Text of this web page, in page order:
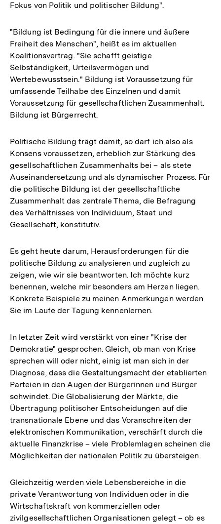
Fokus von Politik und politischer Bildung".
"Bildung ist Bedingung für die innere und äußere
Freiheit des Menschen", heißt es im aktuellen
Koalitionsvertrag. "Sie schafft geistige
Selbständigkeit, Urteilsvermögen und
Wertebewusstsein." Bildung ist Voraussetzung für
umfassende Teilhabe des Einzelnen und damit
Voraussetzung für gesellschaftlichen Zusammenhalt.
Bildung ist Bürgerrecht.
Politische Bildung trägt damit, so darf ich also als
Konsens voraussetzen, erheblich zur Stärkung des
gesellschaftlichen Zusammenhalts bei – als stete
Auseinandersetzung und als dynamischer Prozess. Für
die politische Bildung ist der gesellschaftliche
Zusammenhalt das zentrale Thema, die Befragung
des Verhältnisses von Individuum, Staat und
Gesellschaft, konstitutiv.
Es geht heute darum, Herausforderungen für die
politische Bildung zu analysieren und zugleich zu
zeigen, wie wir sie beantworten. Ich möchte kurz
benennen, welche mir besonders am Herzen liegen.
Konkrete Beispiele zu meinen Anmerkungen werden
Sie im Laufe der Tagung kennenlernen.
In letzter Zeit wird verstärkt von einer "Krise der
Demokratie" gesprochen. Gleich, ob man von Krise
sprechen will oder nicht, einig ist man sich in der
Diagnose, dass die Gestaltungsmacht der etablierten
Parteien in den Augen der Bürgerinnen und Bürger
schwindet. Die Globalisierung der Märkte, die
Übertragung politischer Entscheidungen auf die
transnationale Ebene und das Voranschreiten der
elektronischen Kommunikation, verschärft durch die
aktuelle Finanzkrise – viele Problemlagen scheinen die
Möglichkeiten der nationalen Politik zu übersteigen.
Gleichzeitig werden viele Lebensbereiche in die
private Verantwortung von Individuen oder in die
Wirtschaftskraft von kommerziellen oder
zivilgesellschaftlichen Organisationen gelegt – ob es